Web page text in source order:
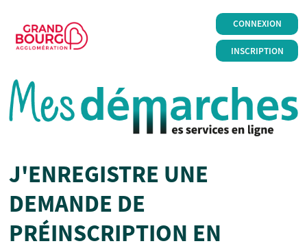
CONNEXION
INSCRIPTION
J'ENREGISTRE UNE
DEMANDE DE
PRÉINSCRIPTION EN